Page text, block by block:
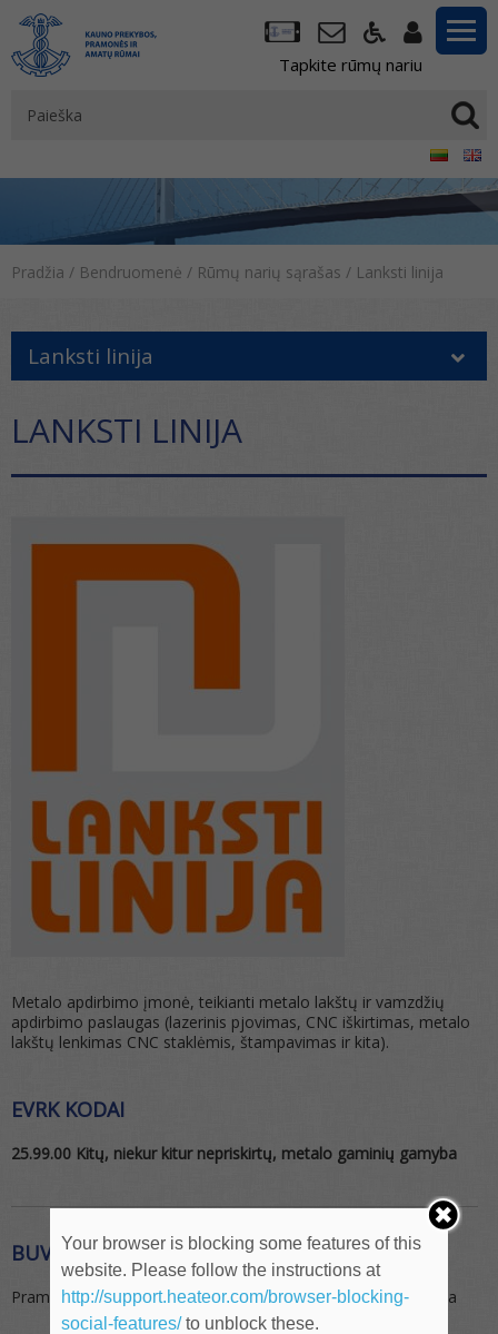
Tapkite rūmų nariu
Pradžia / Bendruomenė / Rūmų narių sąrašas / Lanksti linija
Lanksti linija
LANKSTI LINIJA
Metalo apdirbimo įmonė, teikianti metalo lakštų ir vamzdžių
apdirbimo paslaugas (lazerinis pjovimas, CNC iškirtimas, metalo
lakštų lenkimas CNC staklėmis, štampavimas ir kita).
EVRK KODAI
25.99.00 Kitų, niekur kitur nepriskirtų, metalo gaminių gamyba
BUVEINĖS ADRESAS
Pramonės g. 14, Alytaus m. savivaldybė, Alytus 62175, Lietuva
Your browser is blocking some features of this
website. Please follow the instructions at
http://support.heateor.com/browser-blocking-
social-features/to unblock these.